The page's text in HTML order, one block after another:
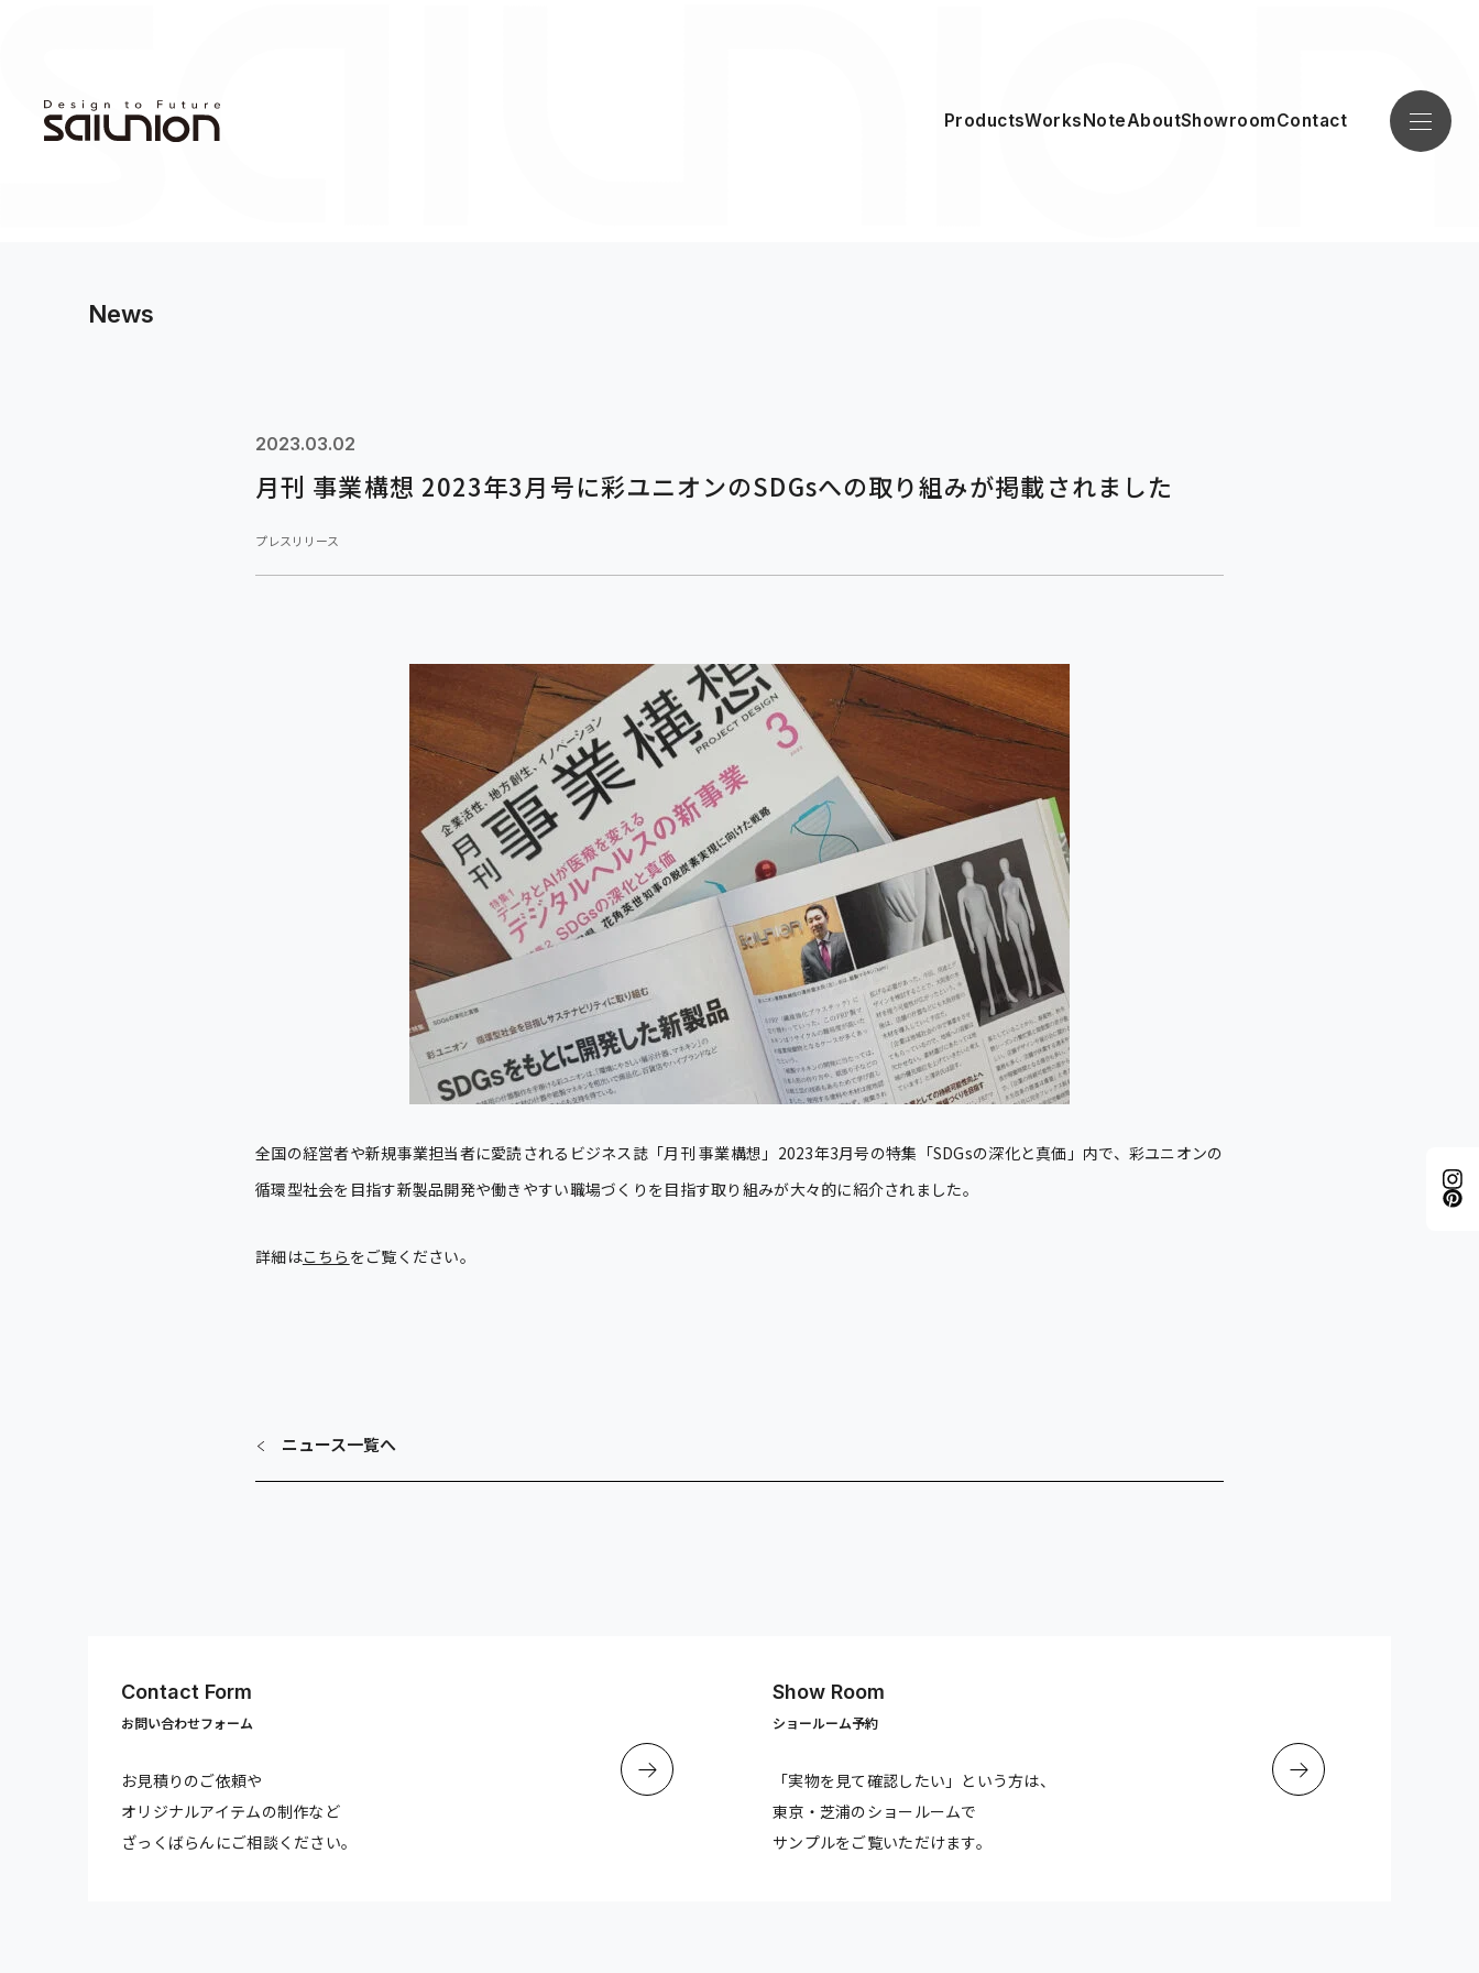
ProductsWorksNoteAboutShowroomContact
News
2023.03.02
月刊 事業構想 2023年3月号に彩ユニオンのSDGsへの取り組みが掲載されました
プレスリリース
全国の経営者や新規事業担当者に愛読されるビジネス誌「月刊 事業構想」2023年3月号の特集「SDGsの深化と真価」内で、彩ユニオンの
循環型社会を目指す新製品開発や働きやすい職場づくりを目指す取り組みが大々的に紹介されました。
詳細はこちら をご覧ください。
ニュース一覧へ
Contact Form
お問い合わせフォーム
お見積りのご依頼や
オリジナルアイテムの制作など
ざっくばらんにご相談ください。
Show Room
ショールーム予約
「実物を見て確認したい」という方は、
東京・芝浦のショールームで
サンプルをご覧いただけます。